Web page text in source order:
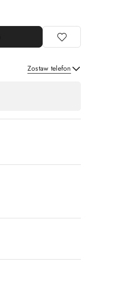
Zostaw telefon